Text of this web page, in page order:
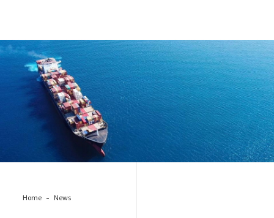
export-nave-merci
Home News